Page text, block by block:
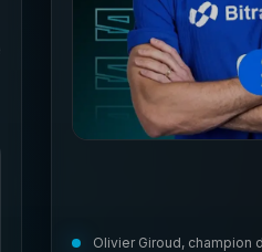
Olivier Giroud, champion